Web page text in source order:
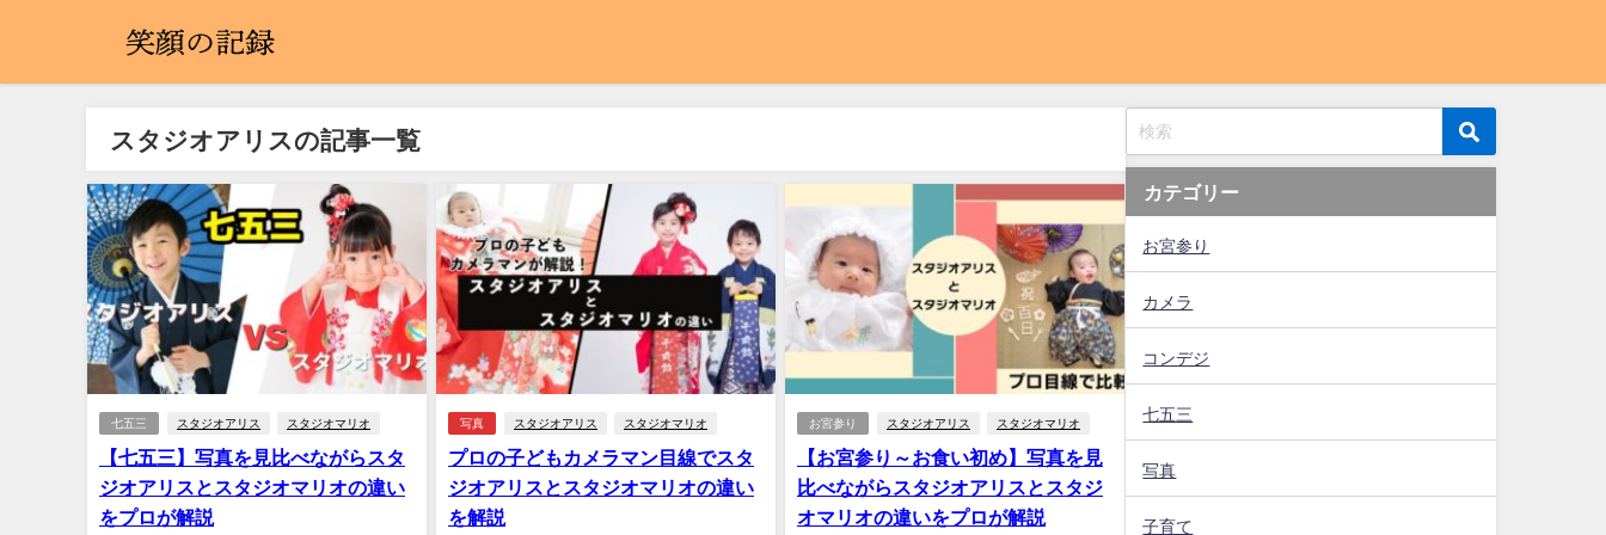
スタジオアリスの記事一覧
七五三 スタジオアリス スタジオマリオ
【七五三】写真を見比べながらスタ
ジオアリスとスタジオマリオの違い
をプロが解説
写真 スタジオアリス スタジオマリオ
プロの子どもカメラマン目線でスタ
ジオアリスとスタジオマリオの違い
を解説
お宮参り スタジオアリス スタジオマリオ
【お宮参り～お食い初め】写真を見
比べながらスタジオアリスとスタジ
オマリオの違いをプロが解説
カテゴリー
お宮参り
カメラ
コンデジ
七五三
写真
子育て